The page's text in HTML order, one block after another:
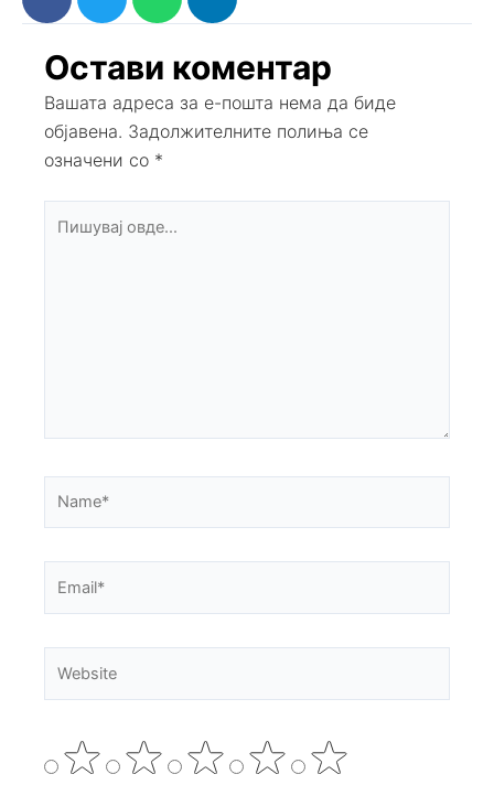
Остави коментар
Вашата адреса за е-пошта нема да биде
објавена. Задолжителните полиња се
означени со *
овде...